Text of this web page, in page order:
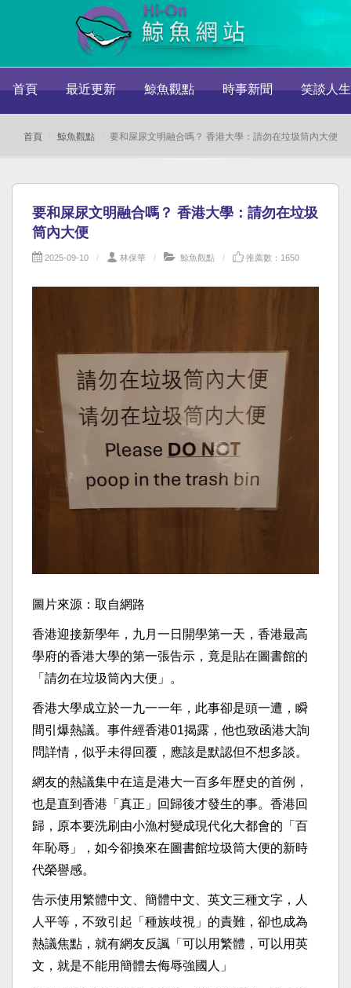
首頁 最近更新 鯨魚觀點 時事新聞 笑談人生
首頁 鯨魚觀點 要和屎尿文明融合嗎？ 香港大學：請勿在垃圾筒內大便
要和屎尿文明融合嗎？ 香港大學：請勿在垃圾
筒內大便
2025-09-10 林保華 鯨魚觀點 推薦數：1650
圖片來源：取自網路
香港迎接新學年，九月一日開學第一天，香港最高
學府的香港大學的第一張告示，竟是貼在圖書館的
「請勿在垃圾筒內大便」。
香港大學成立於一九一一年，此事卻是頭一遭，瞬
間引爆熱議。事件經香港01揭露，他也致函港大詢
問詳情，似乎未得回覆，應該是默認但不想多談。
網友的熱議集中在這是港大一百多年歷史的首例，
也是直到香港「真正」回歸後才發生的事。香港回
歸，原本要洗刷由小漁村變成現代化大都會的「百
年恥辱」，如今卻換來在圖書館垃圾筒大便的新時
代榮譽感。
告示使用繁體中文、簡體中文、英文三種文字，人
人平等，不致引起「種族歧視」的責難，卻也成為
熱議焦點，就有網友反諷「可以用繁體，可以用英
文，就是不能用簡體去侮辱強國人」